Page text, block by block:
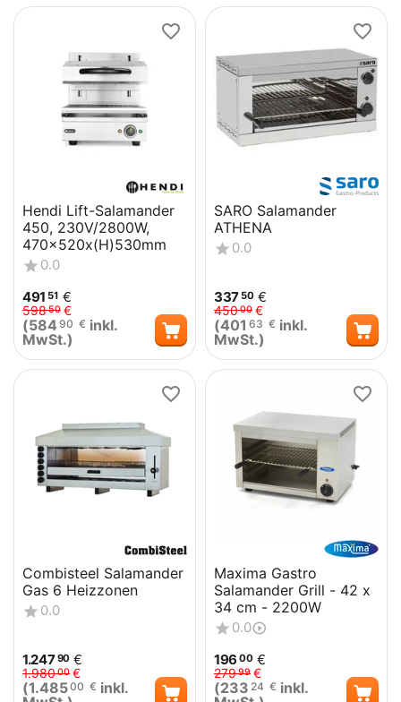
Hendi Lift-Salamander
450, 230V/2800W,
470x520x(H)530mm
0.0
491 51 €
59850 €
(584 90 € inkl.
MwSt.)
SARO Salamander
ATHENA
0.0
33750 €
45000 €
(401 63 € inkl.
MwSt.)
Combisteel Salamander
Gas 6 Heizzonen
0.0
1.24790 €
1.98000 €
(1.48500 € inkl.
Maxima Gastro
Salamander Grill - 42 x
34 cm - 2200W
0.0
196 00 €
27999 €
(233 24 € inkl.